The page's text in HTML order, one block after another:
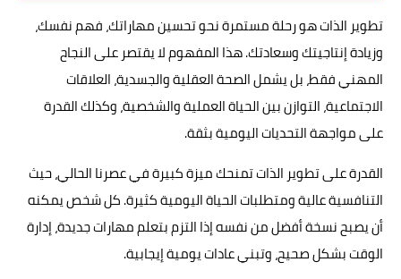
تطوير الذات هو رحلة مستمرة نحو تحسين مهاراتك، فهم نفسك،
وزيادة إنتاجيتك وسعادتك. هذا المفهوم لا يقتصر على النجاح
المهني فقط، بل يشمل الصحة العقلية والجسدية، العلاقات
الاجتماعية، التوازن بين الحياة العملية والشخصية، وكذلك القدرة
على مواجهة التحديات اليومية بثقة.
القدرة على تطوير الذات تمنحك ميزة كبيرة في عصرنا الحالي، حيث
التنافسية عالية ومتطلبات الحياة اليومية كثيرة. كل شخص يمكنه
أن يصبح نسخة أفضل من نفسه إذا التزم بتعلم مهارات جديدة، إدارة
الوقت بشكل صحيح، وتبني عادات يومية إيجابية.